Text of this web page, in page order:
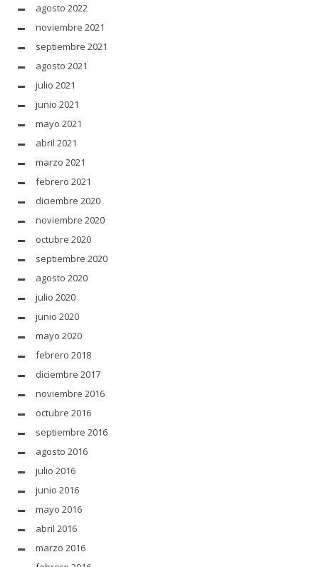
agosto 2022
noviembre 2021
septiembre 2021
agosto 2021
julio 2021
junio 2021
mayo 2021
abril 2021
marzo 2021
febrero 2021
diciembre 2020
noviembre 2020
octubre 2020
septiembre 2020
agosto 2020
julio 2020
junio 2020
mayo 2020
febrero 2018
diciembre 2017
noviembre 2016
octubre 2016
septiembre 2016
agosto 2016
julio 2016
junio 2016
mayo 2016
abril 2016
marzo 2016